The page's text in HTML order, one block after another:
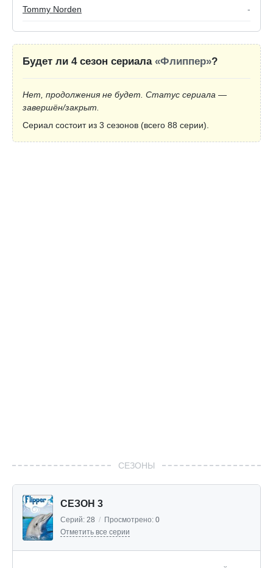
Tommy Norden -
Будет ли 4 сезон сериала «Флиппер»?
Нет, продолжения не будет. Статус сериала —
завершён/закрыт.
Сериал состоит из 3 сезонов (всего 88 серии).
СЕЗОНЫ
СЕЗОН 3
Серий: 28 / Просмотрено: 0
Отметить все серии